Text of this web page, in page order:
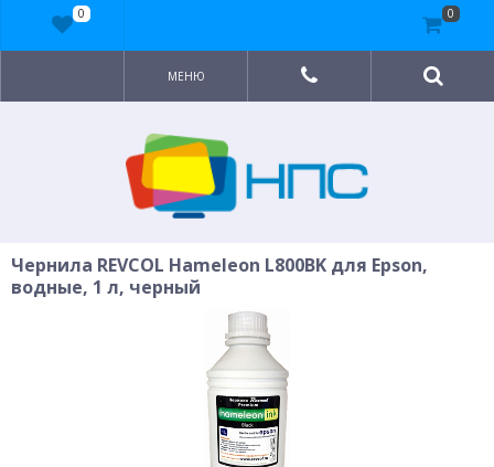
МЕНЮ
Чернила REVCOL Hameleon L800BK для Epson,
водные, 1 л, черный
0 0